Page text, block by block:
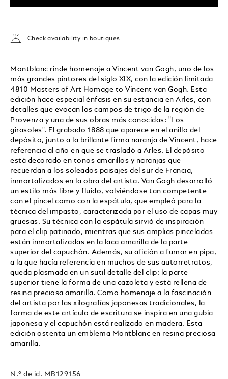
Check availability in boutiques
Montblanc rinde homenaje a Vincent van Gogh, uno de los
más grandes pintores del siglo XIX, con la edición limitada
4810 Masters of Art Homage to Vincent van Gogh. Esta
edición hace especial énfasis en su estancia en Arles, con
detalles que evocan los campos de trigo de la región de
Provenza y una de sus obras más conocidas: "Los
girasoles". El grabado 1888 que aparece en el anillo del
depósito, junto a la brillante firma naranja de Vincent, hace
referencia al año en que se trasladó a Arles. El depósito
está decorado en tonos amarillos y naranjas que
recuerdan a los soleados paisajes del sur de Francia,
inmortalizados en la obra del artista. Van Gogh desarrolló
un estilo más libre y fluido, volviéndose tan competente
con el pincel como con la espátula, que empleó para la
técnica del impasto, caracterizada por el uso de capas muy
gruesas. Su técnica con la espátula sirvió de inspiración
para el clip patinado, mientras que sus amplias pinceladas
están inmortalizadas en la laca amarilla de la parte
superior del capuchón. Además, su afición a fumar en pipa,
a la que hacía referencia en muchos de sus autorretratos,
queda plasmada en un sutil detalle del clip: la parte
superior tiene la forma de una cazoleta y está rellena de
resina preciosa amarilla. Como homenaje a la fascinación
del artista por las xilografías japonesas tradicionales, la
forma de este artículo de escritura se inspira en una gubia
japonesa y el capuchón está realizado en madera. Esta
edición ostenta un emblema Montblanc en resina preciosa
amarilla.
N.º de id. MB129156